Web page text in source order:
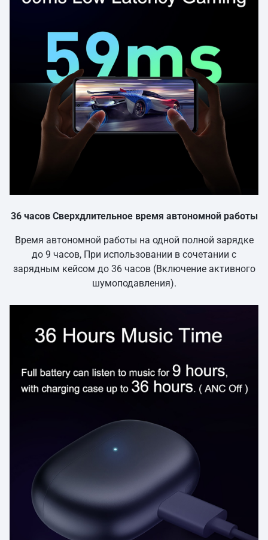
36 часов Сверхдлительное время автономной работы
Время автономной работы на одной полной зарядке
до 9 часов, При использовании в сочетании с
зарядным кейсом до 36 часов (Включение активного
шумоподавления).